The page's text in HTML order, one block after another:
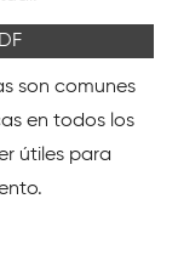
son comunes
en todos los
útiles para